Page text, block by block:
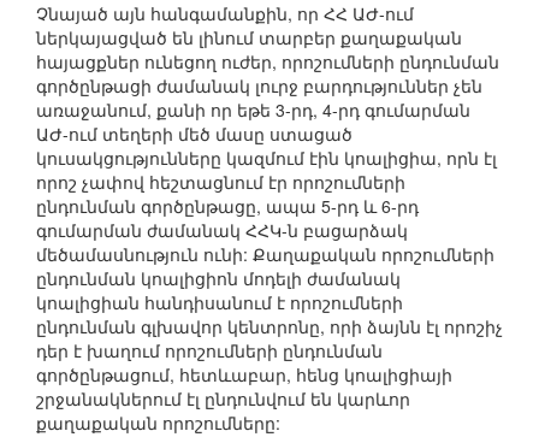
Չնայած այն հանգամանքին, որ ՀՀ ԱԺ-ում
ներկայացված են լինում տարբեր քաղաքական
հայացքներ ունեցող ուժեր, որոշումների ընդունման
գործընթացի ժամանակ լուրջ բարդություններ չեն
առաջանում, քանի որ եթե 3-րդ, 4-րդ գումարման
ԱԺ-ում տեղերի մեծ մասը ստացած
կուսակցությունները կազմում էին կոալիցիա, որն էլ
որոշ չափով հեշտացնում էր որոշումների
ընդունման գործընթացը, ապա 5-րդ և 6-րդ
գումարման ժամանակ ՀՀԿ-ն բացարձակ
մեծամասնություն ունի: Քաղաքական որոշումների
ընդունման կոալիցիոն մոդելի ժամանակ
կոալիցիան հանդիսանում է որոշումների
ընդունման գլխավոր կենտրոնը, որի ձայնն էլ որոշիչ
դեր է խաղում որոշումների ընդունման
գործընթացում, հետևաբար, հենց կոալիցիայի
շրջանակներում էլ ընդունվում են կարևոր
քաղաքական որոշումները: